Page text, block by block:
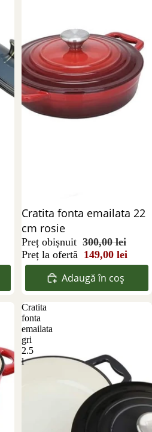
Reducere 50%
Cratita fonta emailata 22
cm rosie
Preț obișnuit 300,00 lei
Preț la ofertă 149,00 lei
Adaugă în coș
Cratita
fonta
emailata
gri
2.5
l